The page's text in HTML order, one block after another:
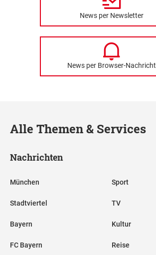
News per Newsletter
News per Browser-Nachricht
Alle Themen & Services
Nachrichten
München
Stadtviertel
Bayern
FC Bayern
Sport
TV
Kultur
Reise